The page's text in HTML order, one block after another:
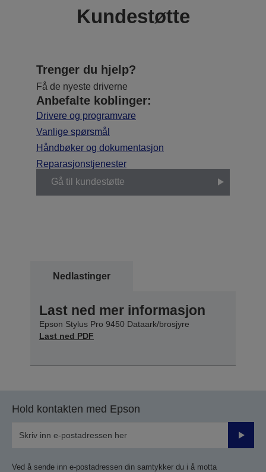
Kundestøtte
Trenger du hjelp?
Få de nyeste driverne
Anbefalte koblinger:
Drivere og programvare
Vanlige spørsmål
Håndbøker og dokumentasjon
Reparasjonstjenester
Gå til kundestøtte
Nedlastinger
Last ned mer informasjon
Epson Stylus Pro 9450 Dataark/brosjyre
Last ned PDF
Hold kontakten med Epson
Send
Ved å sende inn e-postadressen din samtykker du i å motta